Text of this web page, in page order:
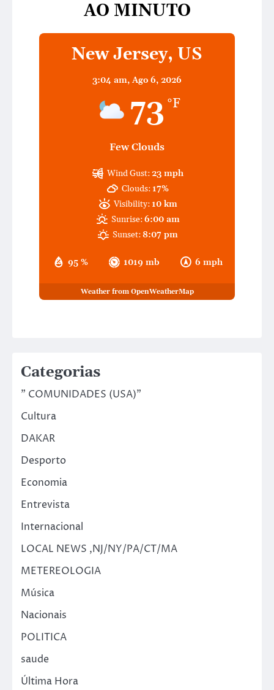
AO MINUTO
New Jersey, US
3:04 am, Ago 6, 2026
73 °F
Few Clouds
95 % 1019 mb 6 mph
Wind Gust:23 mph
Clouds: 17%
Visibility: 10 km
Sunrise:6:00 am
Sunset:8:07 pm
Weather from OpenWeatherMap
Categorias
" COMUNIDADES (USA)"
Cultura
DAKAR
Desporto
Economia
Entrevista
Internacional
LOCAL NEWS ,NJ/NY/PA/CT/MA
METEREOLOGIA
Música
Nacionais
POLITICA
saude
Última Hora